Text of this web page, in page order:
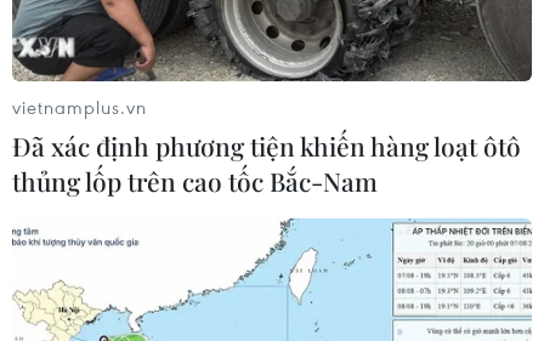
Trước việc nhiều phi công Pakistan dùng bằng lái giả,
Bộ Giao thông Vận tải đã yêu cầu rà soát bằng lái với
tất cả phi công nước ngoài đang bay cho các hãng
hàng không Việt Nam.
vietnamplus.vn
Đã xác định phương tiện khiến hàng loạt ôtô
thủng lốp trên cao tốc Bắc-Nam